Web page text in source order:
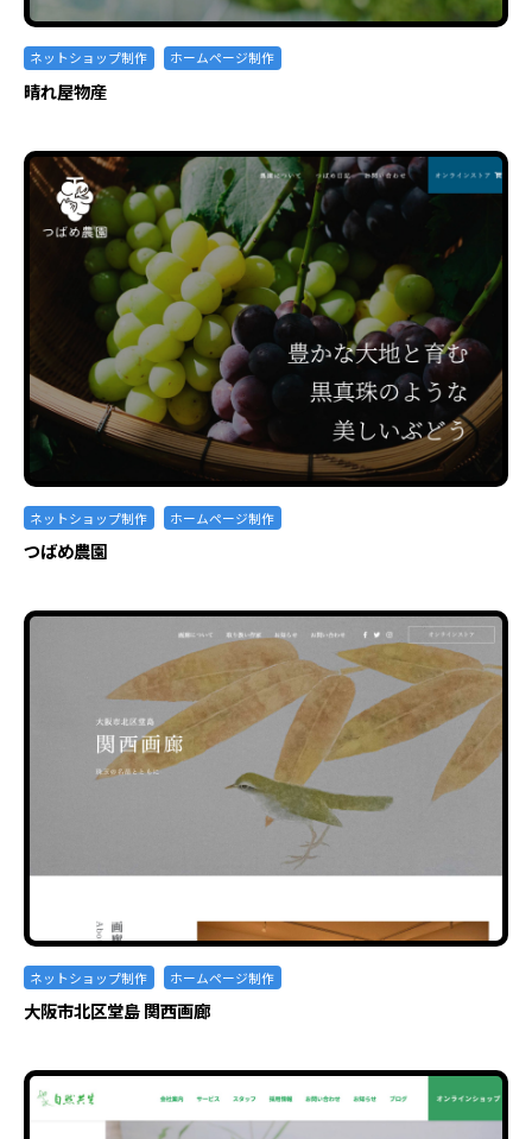
ネットショップ制作 ホームページ制作
晴れ屋物産
ネットショップ制作 ホームページ制作
つばめ農園
ネットショップ制作 ホームページ制作
大阪市北区堂島 関西画廊